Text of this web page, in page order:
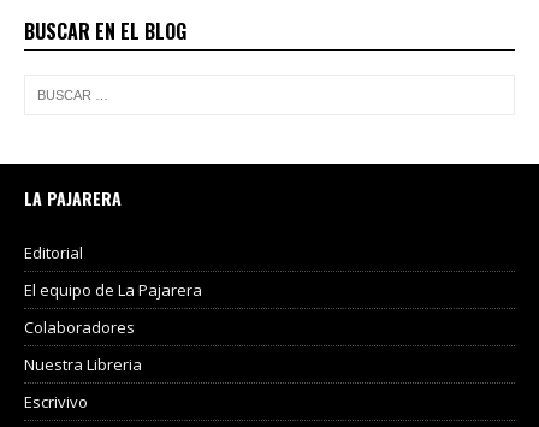
BUSCAR EN EL BLOG
LA PAJARERA
Editorial
El equipo de La Pajarera
Colaboradores
Nuestra Libreria
Escrivivo